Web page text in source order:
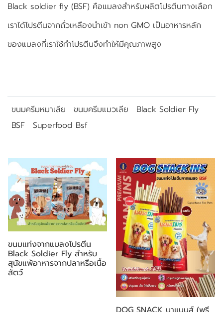
Black soldier fly (BSF) คือแมลงสำหรับผลิตโปรตีนทางเลือก
เราได้โปรตีนจากถั่วเหลืองนำเข้า non GMO เป็นอาหารหลัก
ของแมลงที่เราใช้ทำโปรตีนจึงทำให้มีคุณภาพสูง
ขนมครีมหมาเลีย ขนมครีมแมวเลีย
Black Soldier Fly
BSF
Superfood Bsf
ขนมแท่งจากแมลงโปรตีน
Black Soldier Fly สำหรับ
สุนัขแพ้อาหารจากปลาหรือเนื้อ
สัตว์